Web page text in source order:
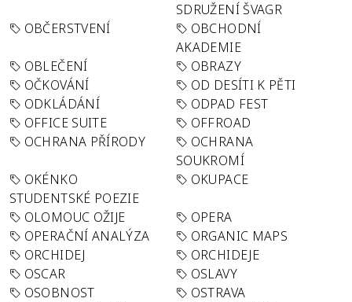
SDRUŽENÍ ŠVAGR
OBČERSTVENÍ
OBCHODNÍ
AKADEMIE
OBLEČENÍ
OBRAZY
OČKOVÁNÍ
OD DESÍTI K PĚTI
ODKLÁDÁNÍ
ODPAD FEST
OFFICE SUITE
OFFROAD
OCHRANA PŘÍRODY
OCHRANA
SOUKROMÍ
OKÉNKO
STUDENTSKÉ POEZIE
OKUPACE
OLOMOUC OŽIJE
OPERA
OPERAČNÍ ANALÝZA
ORGANIC MAPS
ORCHIDEJ
ORCHIDEJE
OSCAR
OSLAVY
OSOBNOST
OSTRAVA